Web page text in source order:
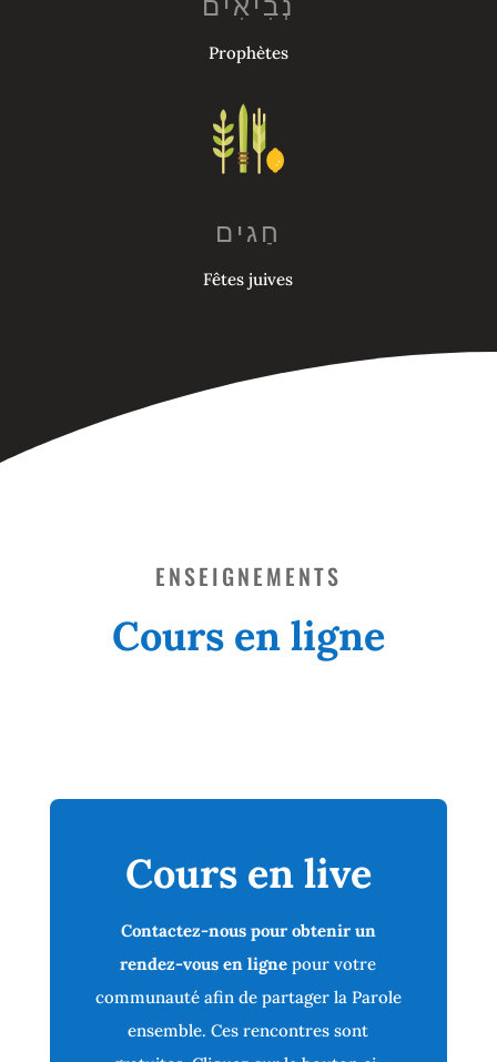
Prophètes
חַגים
Fêtes juives
ENSEIGNEMENTS
Cours en ligne
Cours en live
Contactez-nous pour obtenir un
rendez-vous en ligne pour votre
communauté afin de partager la Parole
ensemble. Ces rencontres sont